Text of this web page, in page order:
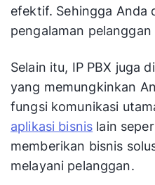
efektif. Sehingga Anda
pengalaman
Selain itu, IP PBX juga
yang memungkinkan
fungsi komunikasi
aplikasi bisnis lain
memberikan bisnis
melayani pelanggan.